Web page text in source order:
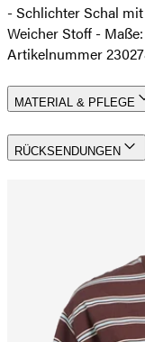
- Schlichter Schal
Weicher Stoff -
Artikelnummer
MATERIAL & PFLEGE
RÜCKSENDUNGEN